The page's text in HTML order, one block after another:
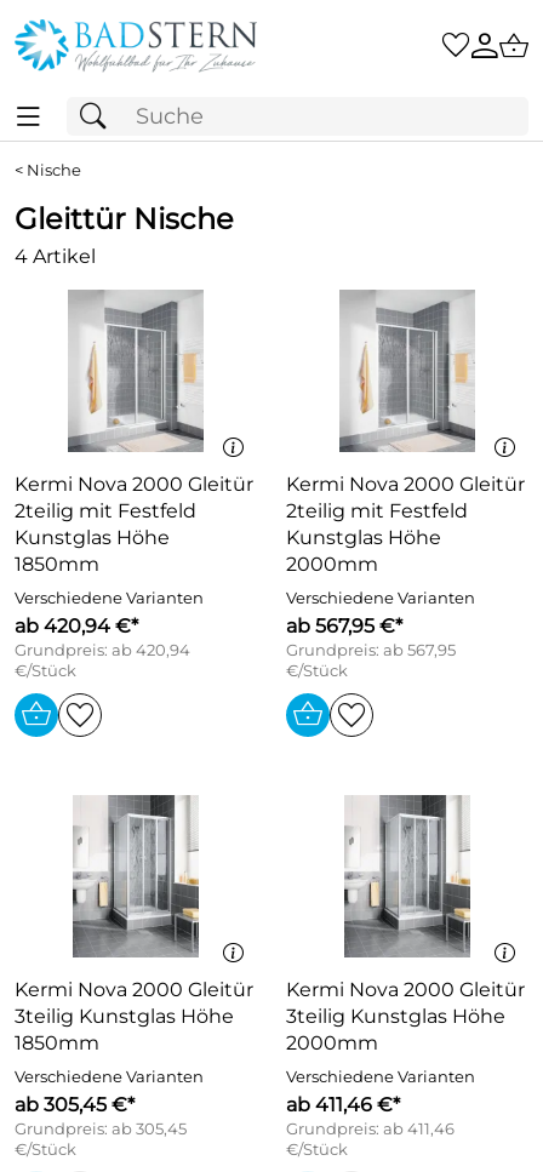
< Nische
Gleittür Nische
4 Artikel
Kermi Nova 2000 Gleitür
2teilig mit Festfeld
Kunstglas Höhe
1850mm
Verschiedene Varianten
ab 420,94 €*
Grundpreis: ab 420,94
€/Stück
Kermi Nova 2000 Gleitür
2teilig mit Festfeld
Kunstglas Höhe
2000mm
Verschiedene Varianten
ab 567,95 €*
Grundpreis: ab 567,95
€/Stück
Kermi Nova 2000 Gleitür
3teilig Kunstglas Höhe
1850mm
Verschiedene Varianten
ab 305,45 €*
Grundpreis: ab 305,45
€/Stück
Kermi Nova 2000 Gleitür
3teilig Kunstglas Höhe
2000mm
Verschiedene Varianten
ab 411,46 €*
Grundpreis: ab 411,46
€/Stück